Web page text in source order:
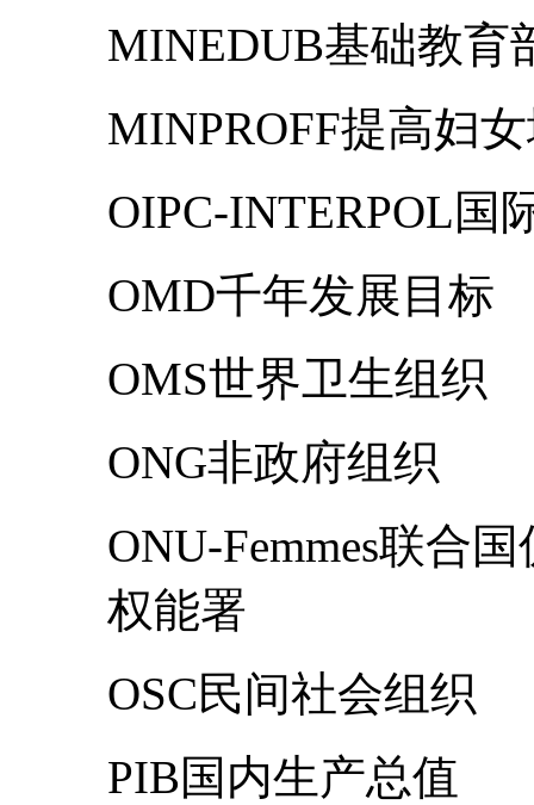
MINEDUB基础教育
MINPROFF提高妇
OIPC-INTERPOL国
OMD千年发展目标
OMS世界卫生组织
ONG非政府组织
ONU-Femmes联合
权能署
OSC民间社会组织
PIB国内生产总值